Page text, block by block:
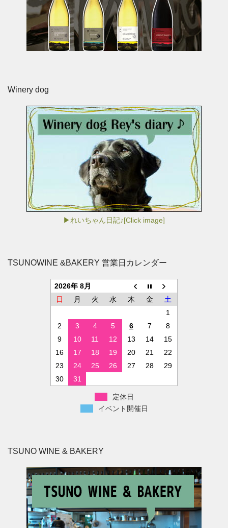
Winery dog
▶れいちゃん日記♪[Click image]
TSUNOWINE &BAKERY 営業日カレンダー
2026年 8月
日
月 火 水 木 金
土
1
2
3 4 5 6 7
8
9
10 11 12 13 14
15
16
17 18 19 20 21
22
23
24 25 26 27 28
29
30
31
定休日
イベント開催日
TSUNO WINE & BAKERY